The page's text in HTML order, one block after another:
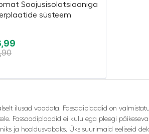
Soojusisolatsiooniga
süsteem
ilusad vaadata. Fassadiplaadid on
Fassaadiplaadid ei kulu ega pleegi
ja hooldusvabaks. Üks suurimaid eeliseid